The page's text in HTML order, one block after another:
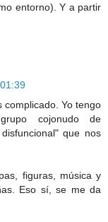
entorno). Y a partir
complicado. Yo tengo
cojonudo de
que nos
figuras, música y
Eso sí, se me da